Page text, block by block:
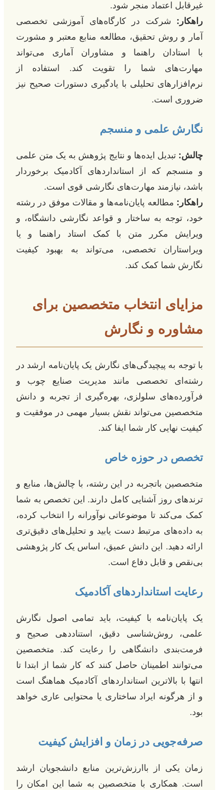
غیرقابل اعتماد منجر شود.
راهکار: شرکت در کارگاه‌های آموزشی تخصصی
آمار و روش تحقیق، مطالعه منابع معتبر و مشورت
با استادان راهنما و مشاوران آماری می‌تواند
مهارت‌های شما را تقویت کند. استفاده از
نرم‌افزارهای تحلیلی با یادگیری دستورات صحیح نیز
ضروری است.
نگارش علمی و منسجم
چالش: تبدیل ایده‌ها و نتایج پژوهش به یک متن علمی
و منسجم که از استانداردهای آکادمیک برخوردار
باشد، نیازمند مهارت‌های نگارشی قوی است.
راهکار: مطالعه پایان‌نامه‌ها و مقالات موفق در رشته
خود، توجه به ساختار و قواعد نگارشی دانشگاه، و
ویرایش مکرر متن با کمک استاد راهنما و یا
ویراستاران تخصصی، می‌تواند به بهبود کیفیت
نگارش شما کمک کند.
مزایای انتخاب متخصصین برای
مشاوره و نگارش
با توجه به پیچیدگی‌های نگارش یک پایان‌نامه ارشد در
رشته‌ای تخصصی مانند مدیریت صنایع چوب و
فرآورده‌های سلولزی، بهره‌گیری از تجربه و دانش
متخصصین می‌تواند نقش بسیار مهمی در موفقیت و
کیفیت نهایی کار شما ایفا کند.
تخصص در حوزه خاص
متخصصین باتجربه در این رشته، با چالش‌ها، منابع و
ترندهای روز آشنایی کامل دارند. این تخصص به شما
کمک می‌کند تا موضوعاتی نوآورانه را انتخاب کرده،
به داده‌های مرتبط دست یابید و تحلیل‌های دقیق‌تری
ارائه دهید. این دانش عمیق، اساس یک کار پژوهشی
بی‌نقص و قابل دفاع است.
رعایت استانداردهای آکادمیک
یک پایان‌نامه با کیفیت، باید تمامی اصول نگارش
علمی، روش‌شناسی دقیق، استناددهی صحیح و
فرمت‌بندی دانشگاهی را رعایت کند. متخصصین
می‌توانند اطمینان حاصل کنند که کار شما از ابتدا تا
انتها با بالاترین استانداردهای آکادمیک هماهنگ است
و از هرگونه ایراد ساختاری یا محتوایی عاری خواهد
بود.
صرفه‌جویی در زمان و افزایش کیفیت
زمان یکی از باارزش‌ترین منابع دانشجویان ارشد
است. همکاری با متخصصین به شما این امکان را